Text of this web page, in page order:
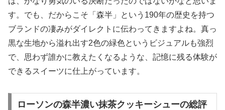
す。でも、だからこそ「森半」という190年の歴史を持つ
ブランドの凄みがダイレクトに伝わってきますよね。真っ
黒な生地から溢れ出す2色の緑色というビジュアルも強烈
で、思わず誰かに教えたくなるような、記憶に残る体験が
できるスイーツに仕上がっています。
ローソンの森半濃い抹茶クッキーシューの総評